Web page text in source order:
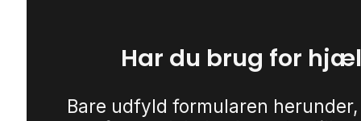
Har du brug for
Bare udfyld formularen